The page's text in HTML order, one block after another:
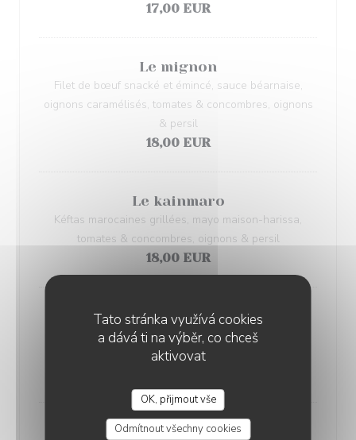
Tato stránka využívá cookies
a dává ti na výběr, co chceš
aktivovat
OK, přijmout vše
Odmítnout všechny cookies
17,00 EUR
Le mignon
Filet de bœuf snacké et émincé, sauce béarnaise,
oignons caramélisés, tomates & concombres, oignons
& persil
18,00 EUR
Le kainmaro
Kéftas marocaines grillées, mayo maison-harissa,
tomates & concombres, oignons & persil
18,00 EUR
Le ricain
Steak haché pur bœuf , mayo- maison, cornichons ,
tomates & concombres , oignons & persil
Le chichi